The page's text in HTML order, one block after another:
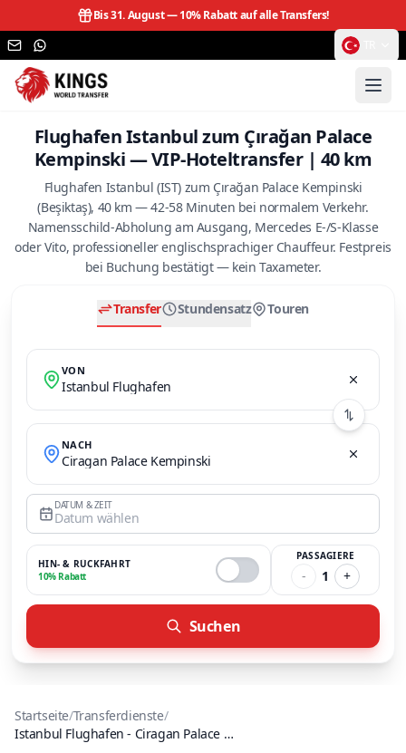
Bis 31. August —10% Rabatt auf alle Transfers!
Flughafen Istanbul zum Çırağan Palace
Kempinski — VIP-Hoteltransfer | 40 km
Flughafen Istanbul (IST) zum Çırağan Palace Kempinski
(Beşiktaş), 40 km — 42-58 Minuten bei normalem Verkehr.
Namensschild-Abholung am Ausgang, Mercedes E-/S-Klasse
oder Vito, professioneller englischsprachiger Chauffeur. Festpreis
bei Buchung bestätigt — kein Taxameter.
Transfer Stundensatz Touren
VON
Istanbul Flughafen
NACH
Ciragan Palace Kempinski
DATUM & ZEIT
Datum wählen
HIN- & RÜCKFAHRT
10% Rabatt
PASSAGIERE
- 1 +
Suchen
Startseite/Transferdienste/
Istanbul Flughafen - Ciragan Palace Kempinski